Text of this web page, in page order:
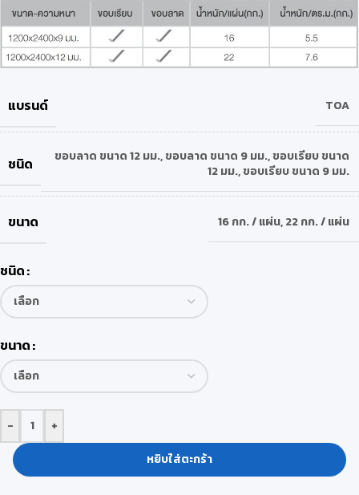
แบรนด์ TOA
ชนิด ขอบลาด ขนาด 12 มม.,ขอบลาด ขนาด 9 มม.,ขอบเรียบ ขนาด
12 มม.,ขอบเรียบ ขนาด 9 มม.
ขนาด 16 กก. / แผ่น,22 กก. / แผ่น
ชนิด
ขนาด
-
+
หยิบใส่ตะกร้า